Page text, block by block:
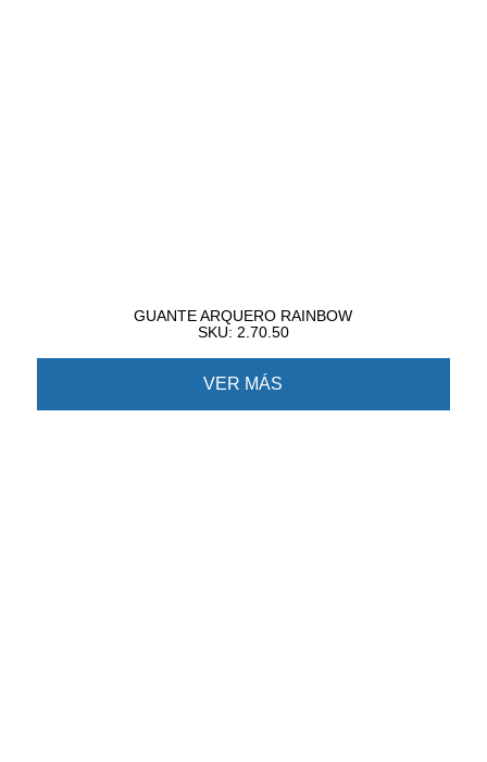
GUANTE ARQUERO RAINBOW
SKU: 2.70.50
VER MÁS